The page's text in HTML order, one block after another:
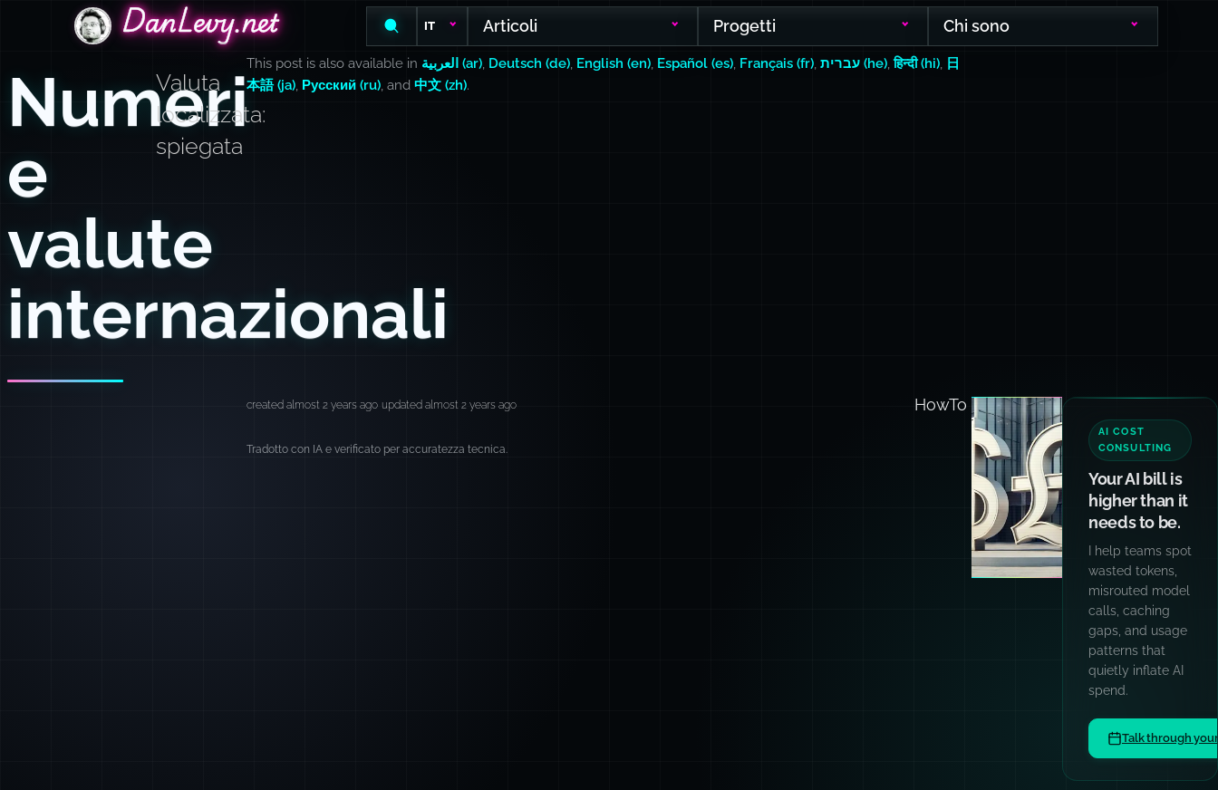
DanLevy.netDanLevy.net
DanLevy.net IT Articoli Progetti Chi sono
Numeri
e
valute
internazionali
Valuta
localizzata:
spiegata
This post is also available in العربية (ar) Deutsch (de) English (en) Español (es) Français (fr) עברית (he) ,हिन्दी (hi)
日
本語 (ja) Русский (ru) , and 中文 (zh).
created almost 2 years ago updated almost 2 years ago HowTo
Tradotto con IA e verificato per accuratezza tecnica.
AI COST
CONSULTING
Your AI bill is
higher than it
needs to be.
I help teams spot
wasted tokens,
misrouted model
calls, caching
gaps, and usage
patterns that
quietly inflate AI
spend.
Talk through